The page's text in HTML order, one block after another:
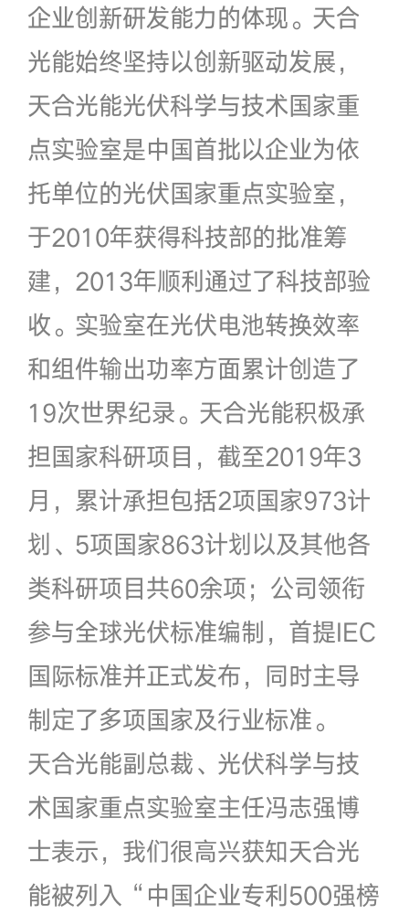
企业创新研发能力的体现。天合
光能始终坚持以创新驱动发展，
天合光能光伏科学与技术国家重
点实验室是中国首批以企业为依
托单位的光伏国家重点实验室，
于2010年获得科技部的批准筹
建，2013年顺利通过了科技部验
收。实验室在光伏电池转换效率
和组件输出功率方面累计创造了
19次世界纪录。天合光能积极承
担国家科研项目，截至2019年3
月，累计承担包括2项国家973计
划、5项国家863计划以及其他各
类科研项目共60余项；公司领衔
参与全球光伏标准编制，首提IEC
国际标准并正式发布，同时主导
制定了多项国家及行业标准。
天合光能副总裁、光伏科学与技
术国家重点实验室主任冯志强博
士表示，我们很高兴获知天合光
能被列入“中国企业专利500强榜